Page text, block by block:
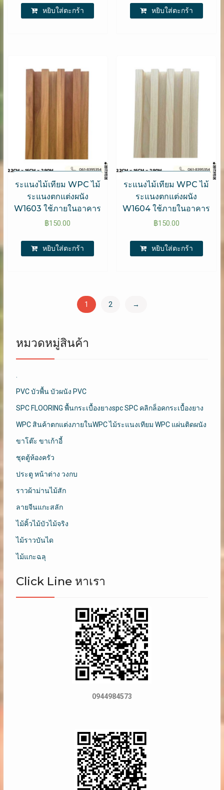
หยิบใส่ตะกร้า หยิบใส่ตะกร้า
ระแนงไม้เทียม WPC ไม้
ระแนงตกแต่งผนัง
W1603 ใช้ภายในอาคาร
฿150.00
หยิบใส่ตะกร้า
ระแนงไม้เทียม WPC ไม้
ระแนงตกแต่งผนัง
W1604 ใช้ภายในอาคาร
฿150.00
หยิบใส่ตะกร้า
1 2 →
หมวดหมู่สินค้า
PVC บัวพื้น บัวผนัง PVC
SPC FLOORING พื้นกระเบื้องยางspc SPC คลิกล็อคกระเบื้องยาง
WPC สินค้าตกแต่งภายในWPC ไม้ระแนงเทียม WPC แผ่นติดผนัง
ขาโต๊ะ ขาเก้าอี้
ชุดตู้ห้องครัว
ประตู หน้าต่าง วงกบ
ราวผ้าม่านไม้สัก
ลายจีนแกะสลัก
ไม้คิ้วไม้บัวไม้จริง
ไม้ราวบันได
ไม้แกะฉลุ
Click Line หาเรา
0944984573